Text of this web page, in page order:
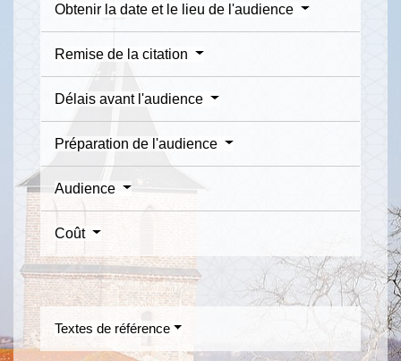
Obtenir la date et le lieu de l'audience
Remise de la citation
Délais avant l'audience
Préparation de l'audience
Audience
Coût
Textes de référence